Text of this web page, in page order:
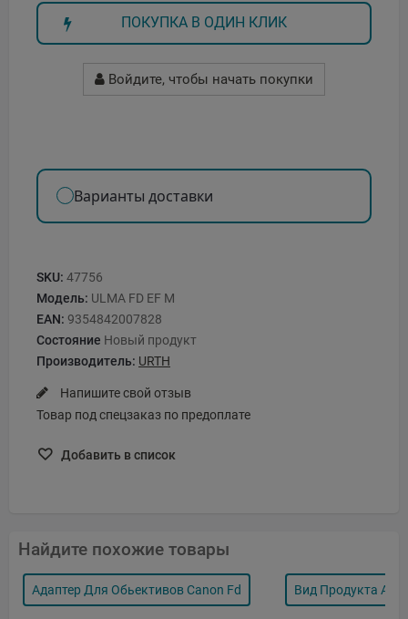
ПОКУПКА В ОДИН КЛИК
Войдите, чтобы начать покупки
Варианты доставки
SKU: 47756
Модель: ULMA FD EF M
EAN: 9354842007828
Состояние Новый продукт
Производитель: URTH
Напишите свой отзыв
Товар под спецзаказ по предоплате
Добавить в список
Найдите похожие товары
Адаптер Для Обьективов Canon Fd Вид Продукта